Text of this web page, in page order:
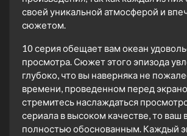
своей уникальной атмосферой и
сюжетом.
10 серия обещает вам океан
просмотра. Сюжет этого эпизода
глубоко, что вы наверняка не
времени, проведенном перед
стремитесь наслаждаться
сериала в высоком качестве, то ваш
полностью обоснованным. Каждый